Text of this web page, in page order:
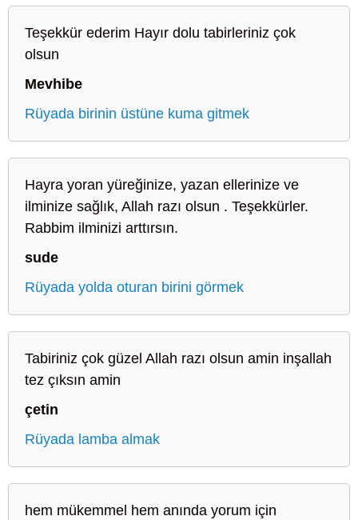
Teşekkür ederim Hayır dolu tabirleriniz çok
olsun
Mevhibe
Rüyada birinin üstüne kuma gitmek
Hayra yoran yüreğinize, yazan ellerinize ve
ilminize sağlık, Allah razı olsun . Teşekkürler.
Rabbim ilminizi arttırsın.
sude
Rüyada yolda oturan birini görmek
Tabiriniz çok güzel Allah razı olsun amin inşallah
tez çıksın amin
çetin
Rüyada lamba almak
hem mükemmel hem anında yorum için